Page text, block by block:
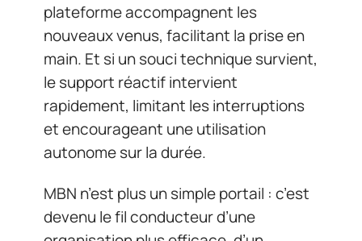
plateforme accompagnent les
nouveaux venus, facilitant la prise en
main. Et si un souci technique survient,
le support réactif intervient
rapidement, limitant les interruptions
et encourageant une utilisation
autonome sur la durée.
MBN n’est plus un simple portail : c’est
devenu le fil conducteur d’une